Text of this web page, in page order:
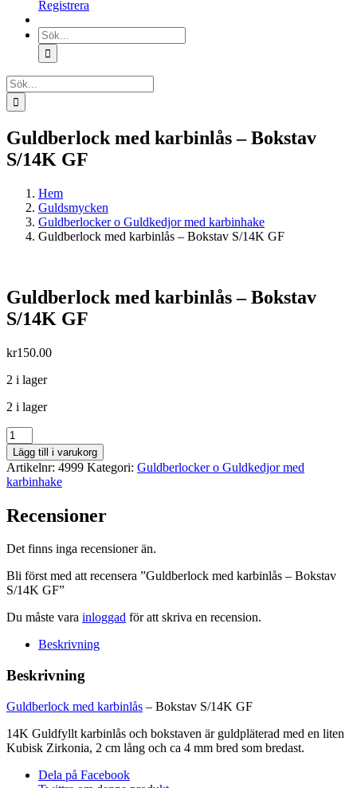
Registrera
Sök
efter:
Sök
efter:
Guldberlock med karbinlås – Bokstav
S/14K GF
Hem
Guldsmycken
Guldberlocker o Guldkedjor med karbinhake
Guldberlock med karbinlås – Bokstav S/14K GF
Guldberlock med karbinlås – Bokstav
S/14K GF
kr150.00
2 i lager
2 i lager
Guldberlock
med
karbinlås
-
Bokstav
GF
Lägg till i varukorg
Artikelnr: 4999 Kategori: Guldberlocker o Guldkedjor med
karbinhake
Recensioner
Det finns inga recensioner än.
Bli först med att recensera ”Guldberlock med karbinlås – Bokstav
S/14K GF”
Du måste vara inloggad för att skriva en recension.
Beskrivning
Beskrivning
Guldberlock med karbinlås – Bokstav S/14K GF
14K Guldfyllt karbinlås och bokstaven är guldpläterad med en liten
Kubisk Zirkonia, 2 cm lång och ca 4 mm bred som bredast.
Dela på Facebook